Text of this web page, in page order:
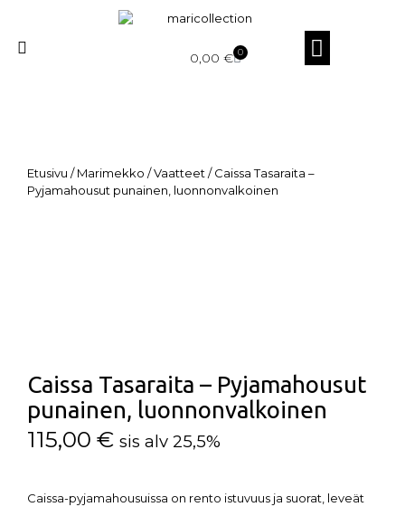
0,00 € 0
Etusivu /Marimekko /Vaatteet / Caissa Tasaraita –
Pyjamahousut punainen, luonnonvalkoinen
Caissa Tasaraita – Pyjamahousut
punainen, luonnonvalkoinen
115,00 € sis alv 25,5%
Caissa-pyjamahousuissa on rento istuvuus ja suorat, leveät